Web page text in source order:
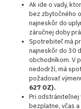
Ak ide o vady,
bez zbytočného
najneskôr do
záručnej doby
Spotrebiteľ má
najneskôr do 30
obchodníkom. V
nedodrží, má
požadovať
627 OZ).
Pri odstrániteľnej
bezplatne, včas